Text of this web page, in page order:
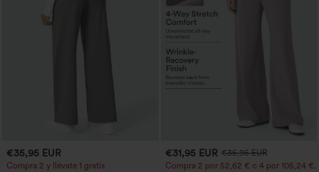
€35,95 EUR
Compra 2 y llévate 1 gratis
€31,95 EUR €35,95 EUR
Compra 2 por 52,62 € o 4 por 105,24 €.